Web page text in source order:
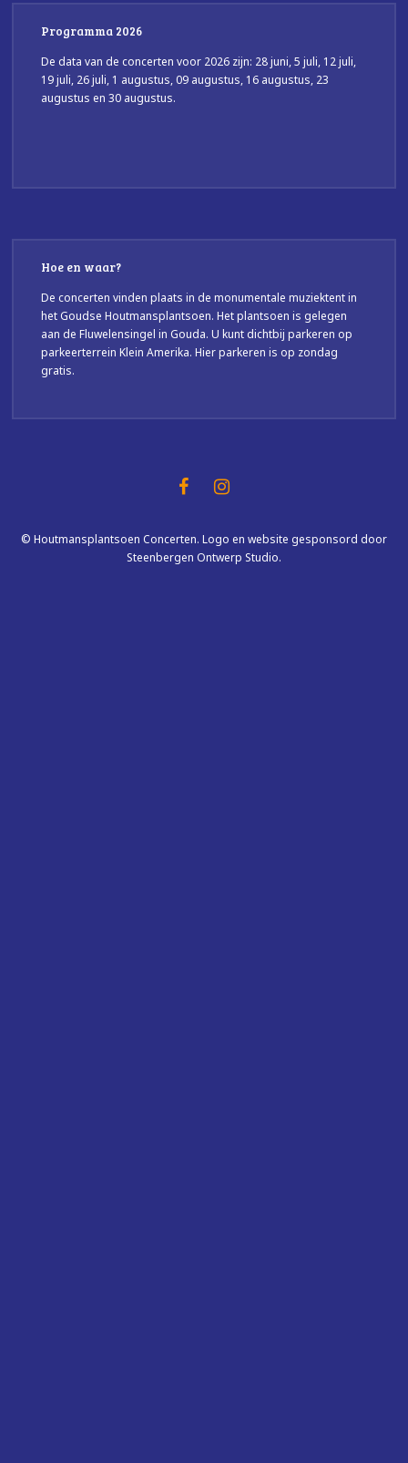
Programma 2026
De data van de concerten voor 2026 zijn: 28 juni, 5 juli, 12 juli,
19 juli, 26 juli, 1 augustus, 09 augustus, 16 augustus, 23
augustus en 30 augustus.
Hoe en waar?
De concerten vinden plaats in de monumentale muziektent in
het Goudse Houtmansplantsoen. Het plantsoen is gelegen
aan de Fluwelensingel in Gouda. U kunt dichtbij parkeren op
parkeerterrein Klein Amerika. Hier parkeren is op zondag
gratis.
© Houtmansplantsoen Concerten. Logo en website gesponsord door
Steenbergen Ontwerp Studio.